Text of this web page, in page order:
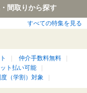
間取りから探す
すべての特集を見る
仲介手数料無料
ト払い可能
（学割）対象